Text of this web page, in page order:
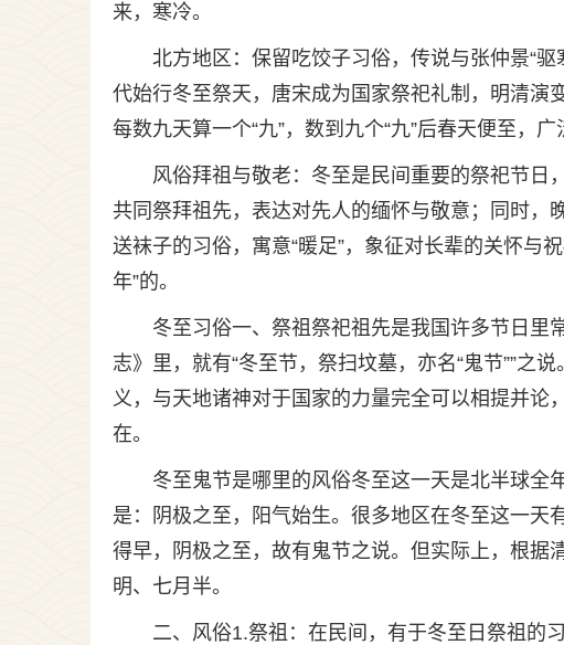
来，寒冷。
北方地区：保留吃饺子习俗，传说与张仲景“
代始行冬至祭天，唐宋成为国家祭祀礼制，明清演
每数九天算一个“九”，数到九个“九”后春天便至，
风俗拜祖与敬老：冬至是民间重要的祭祀节日
共同祭拜祖先，表达对先人的缅怀与敬意；同时，
送袜子的习俗，寓意“暖足”，象征对长辈的关怀与
年”的。
冬至习俗一、祭祖祭祀祖先是我国许多节日里
志》里，就有“冬至节，祭扫坟墓，亦名“鬼节””之
义，与天地诸神对于国家的力量完全可以相提并论
在。
冬至鬼节是哪里的风俗冬至这一天是北半球全
是：阴极之至，阳气始生。很多地区在冬至这一天
得早，阴极之至，故有鬼节之说。但实际上，根据
明、七月半。
二、风俗1.祭祖：在民间，有于冬至日祭祖的